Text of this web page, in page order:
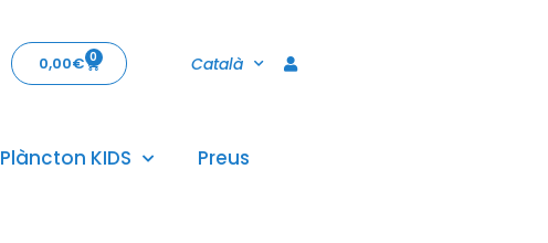
0,00€ 0 Català
Plàncton KIDS Preus